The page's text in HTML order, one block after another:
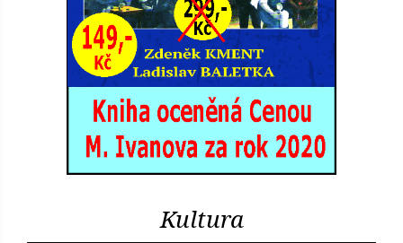
Kultura